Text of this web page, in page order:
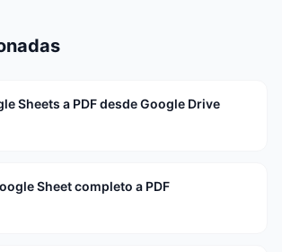
Sheets a PDF desde Google Drive
Sheet completo a PDF